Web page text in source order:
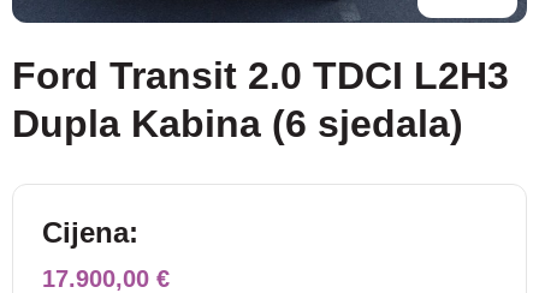
Ford Transit 2.0 TDCI L2H3
Dupla Kabina (6 sjedala)
Cijena:
17.900,00 €